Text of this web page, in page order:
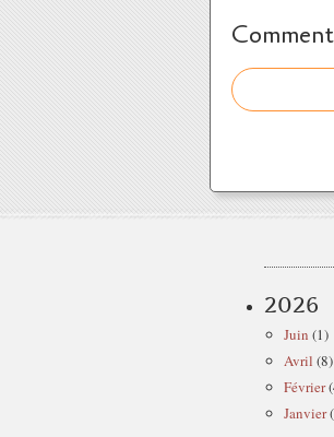
2026
Juin (1)
Avril (8)
Février
Janvier